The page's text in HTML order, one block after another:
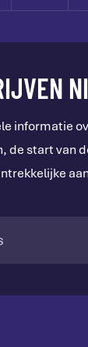
informatie
de start van